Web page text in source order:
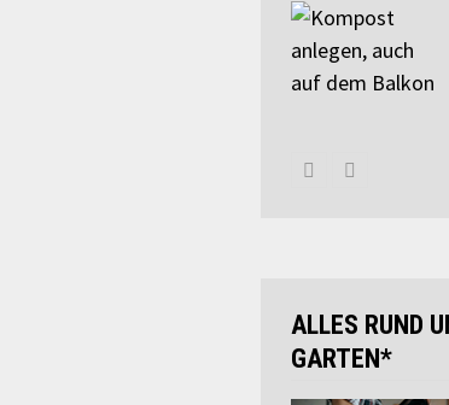
ALLES RUND
GARTEN*